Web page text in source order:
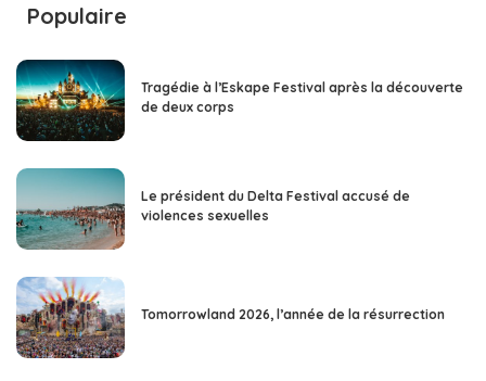
Populaire
Tragédie à l’Eskape Festival après la découverte
de deux corps
Le président du Delta Festival accusé de
violences sexuelles
Tomorrowland 2026, l’année de la résurrection